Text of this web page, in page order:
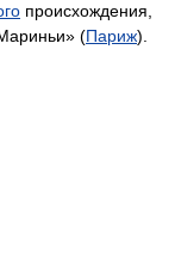
происхождения,
(Париж).